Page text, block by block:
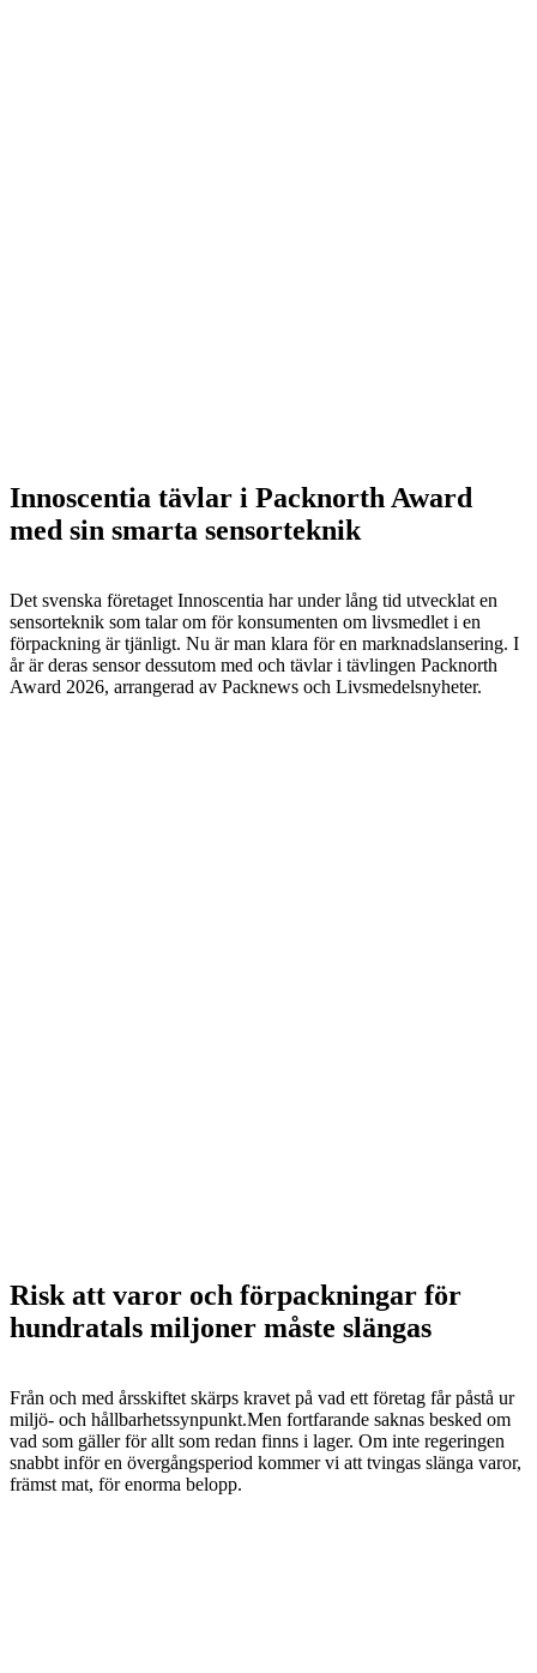
Innoscentia tävlar i Packnorth Award
med sin smarta sensorteknik
Det svenska företaget Innoscentia har under lång tid utvecklat en
sensorteknik som talar om för konsumenten om livsmedlet i en
förpackning är tjänligt. Nu är man klara för en marknadslansering. I
år är deras sensor dessutom med och tävlar i tävlingen Packnorth
Award 2026, arrangerad av Packnews och Livsmedelsnyheter.
Risk att varor och förpackningar för
hundratals miljoner måste slängas
Från och med årsskiftet skärps kravet på vad ett företag får påstå ur
miljö- och hållbarhetssynpunkt.Men fortfarande saknas besked om
vad som gäller för allt som redan finns i lager. Om inte regeringen
snabbt inför en övergångsperiod kommer vi att tvingas slänga varor,
främst mat, för enorma belopp.